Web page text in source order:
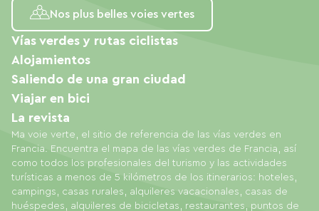
Nos plus belles voies vertes
Ma voie verte, el sitio de referencia de las vías verdes en
Francia. Encuentra el mapa de las vías verdes de Francia, así
como todos los profesionales del turismo y las actividades
turísticas a menos de 5 kilómetros de los itinerarios: hoteles,
campings, casas rurales, alquileres vacacionales, casas de
huéspedes, alquileres de bicicletas, restaurantes, puntos de
Vías verdes y rutas ciclistas
Alojamientos
Saliendo de una gran ciudad
Viajar en bici
La revista